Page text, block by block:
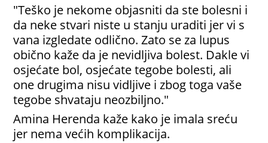
"Teško je nekome objasniti da ste bolesni i
da neke stvari niste u stanju uraditi jer vi s
vana izgledate odlično. Zato se za lupus
obično kaže da je nevidljiva bolest. Dakle vi
osjećate bol, osjećate tegobe bolesti, ali
one drugima nisu vidljive i zbog toga vaše
tegobe shvataju neozbiljno."
Amina Herenda kaže kako je imala sreću
jer nema većih komplikacija.